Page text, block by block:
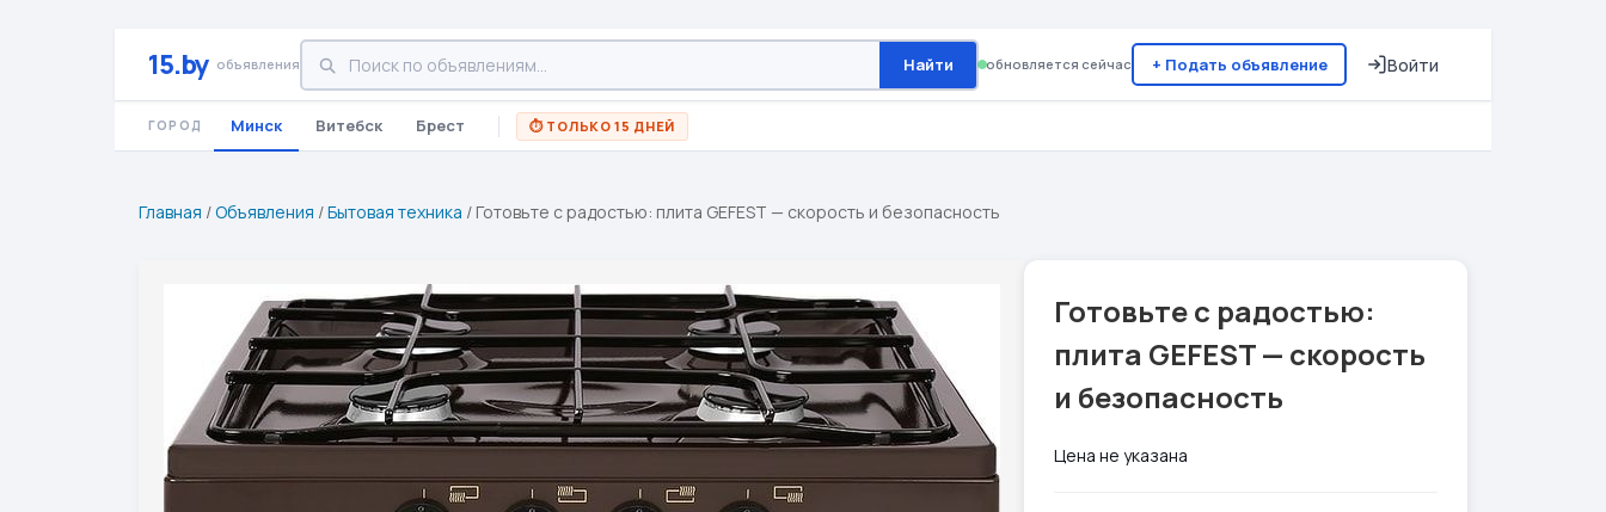
15.by объявления Найти обновляется сейчас + Подать объявление Войти
ГОРОД Минск Витебск Брест ⏱ ТОЛЬКО 15 ДНЕЙ
Главная /Объявления /Бытовая техника / Готовьте с радостью: плита GEFEST — скорость и безопасность
Готовьте с радостью:
плита GEFEST — скорость
и безопасность
Цена не указана